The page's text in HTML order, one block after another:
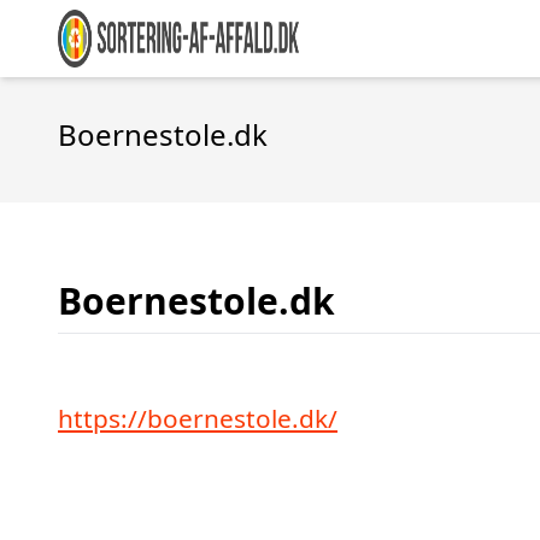
Boernestole.dk
Boernestole.dk
https://boernestole.dk/